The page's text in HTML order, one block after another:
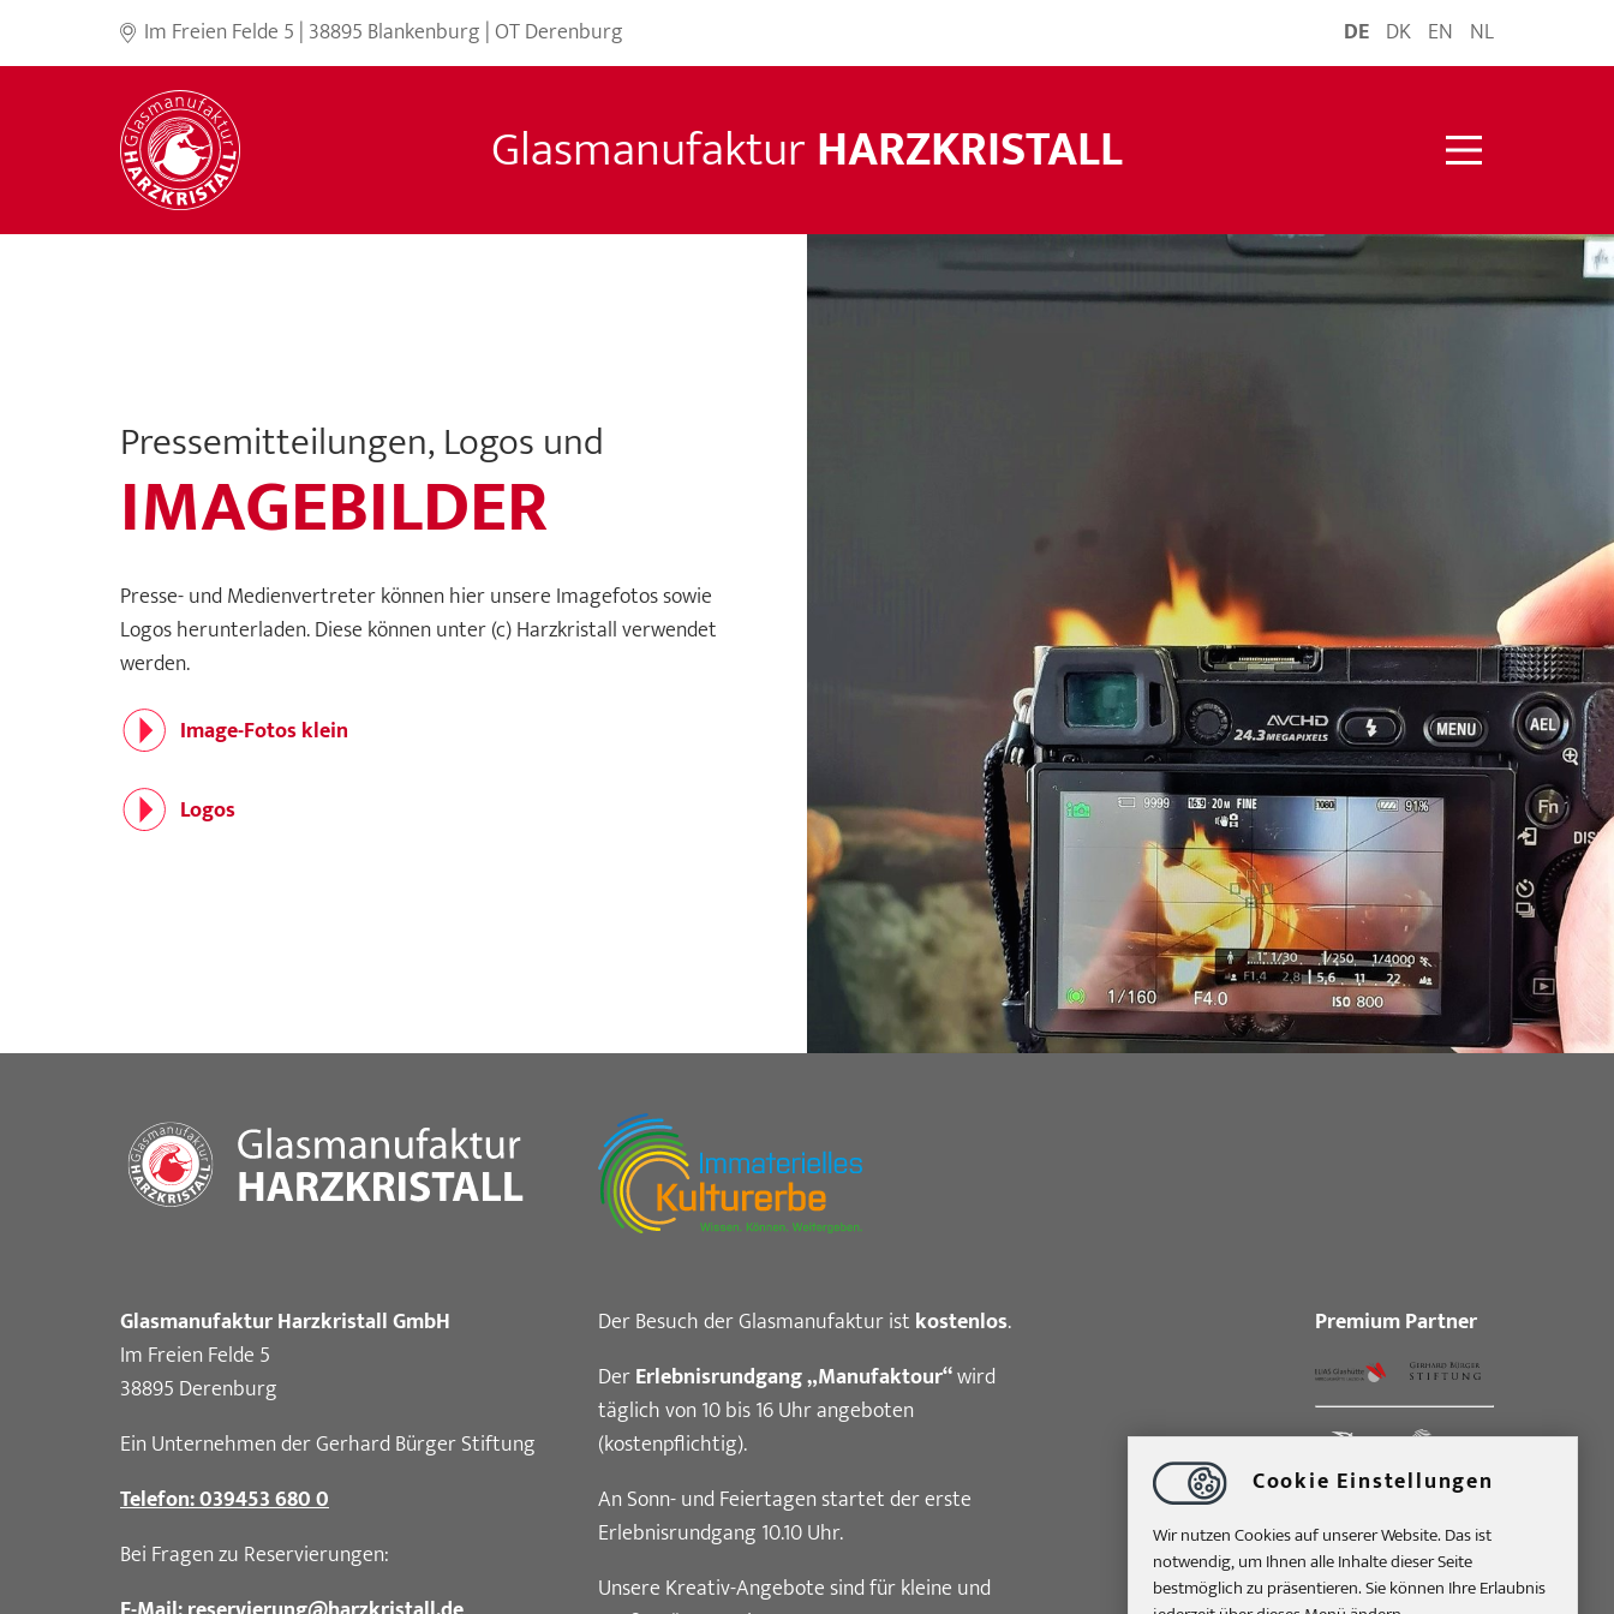
Im Freien Felde 5 | 38895 Blankenburg | OT Derenburg DE DK EN NL
GlasmanufakturHARZKRISTALL
Pressemitteilungen, Logos und
IMAGEBILDER
Presse- und Medienvertreter können hier unsere Imagefotos sowie
Logos herunterladen. Diese können unter (c) Harzkristall verwendet
werden.
Image-Fotos klein
Logos
Glasmanufaktur Harzkristall GmbH
Im Freien Felde 5
38895 Derenburg
Ein Unternehmen der Gerhard Bürger Stiftung
Telefon: 039453 680 0
Bei Fragen zu Reservierungen:
Der Besuch der Glasmanufaktur ist kostenlos.
DerErlebnisrundgang „Manufaktour“wird
täglich von 10 bis 16 Uhr angeboten
(kostenpflichtig).
An Sonn- und Feiertagen startet der erste
Erlebnisrundgang 10.10 Uhr.
Unsere Kreativ-Angebote sind für kleine und
Premium Partner
Cookie Einstellungen
Wir nutzen Cookies auf unserer Website. Das ist
notwendig, um Ihnen alle Inhalte dieser Seite
bestmöglich zu präsentieren. Sie können Ihre Erlaubnis